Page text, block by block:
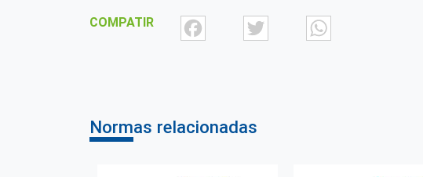
COMPATIR FacebookTwitter
Normas relacionadas